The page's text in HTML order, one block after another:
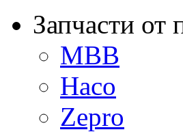
Запчасти от
MBB
Haco
Zepro